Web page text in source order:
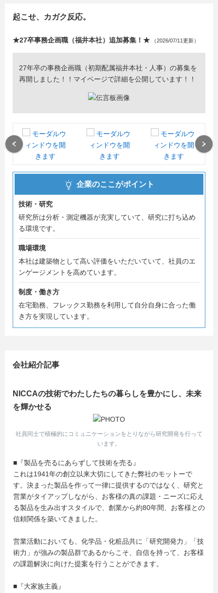
起こせ、カガク反応。
★27卒事務企画職（福井本社）追加募集！★ （2026/07/11更新）
27年卒の事務企画職（初期配属福井本社・人事）の募集を
再開しました！！マイページで詳細を公開しています！！
企業のここがポイント
技術・研究
研究所は分析・測定機器が充実していて、研究に打ち込め
る環境です。
職場環境
本社は建築物として高い評価をいただいていて、社員のエ
ンゲージメントを高めています。
制度・働き方
在宅勤務、フレックス勤務を利用して自分自身に合った働
き方を実現しています。
会社紹介記事
NICCAの技術でわたしたちの暮らしを豊かにし、未来
を輝かせる
社員同士で積極的にコミュニケーションをとりながら研究開発を行って
います。
■『製品を売るにあらずして技術を売る』
これは1941年の創立以来大切にしてきた弊社のモットーで
す。決まった製品を作って一律に提供するのではなく、研究と
営業がタイアップしながら、お客様の真の課題・ニーズに応え
る製品を生み出すスタイルで、創業から約80年間、お客様との
信頼関係を築いてきました。
営業活動においても、化学品・化粧品共に「研究開発力」「技
術力」が強みの製品群であるからこそ、自信を持って、お客様
の課題解決に向けた提案を行うことができます。
■『大家族主義』